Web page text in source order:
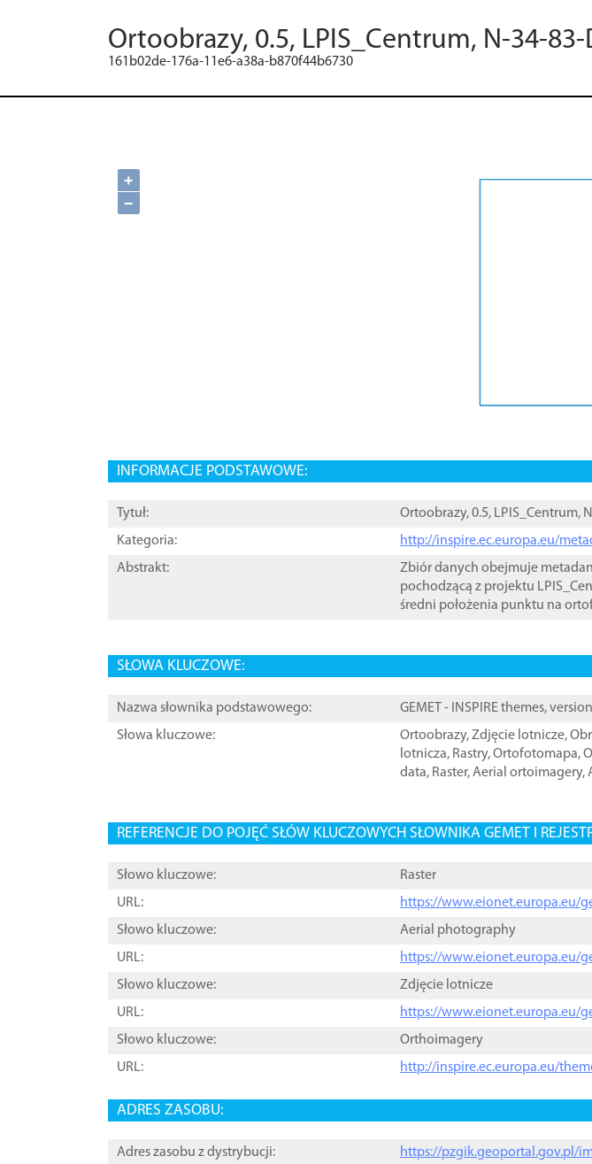
Ortoobrazy, 0.5, LPIS_Centrum, N-34-83-
161b02de-176a-11e6-a38a-b870f44b6730
+
−
INFORMACJE PODSTAWOWE:
Tytuł:
Ortoobrazy, 0.5, LPIS_Centrum,
Kategoria:
http://inspire.ec.europa.eu/
Abstrakt:
Zbiór danych obejmuje
pochodzącą z projektu
średni położenia punktu na
SŁOWA KLUCZOWE:
Nazwa słownika podstawowego:
GEMET - INSPIRE themes,
Słowa kluczowe:
Ortoobrazy,Zdjęcie lotnicze,
lotnicza, Rastry,Ortofotomapa,
data, Raster,Aerial ortoimagery,
REFERENCJE DO POJĘĆ SŁÓW KLUCZOWYCH SŁOWNIKA GEMET I
Słowo kluczowe:
Raster
URL:
https://www.eionet.europa.eu/
Słowo kluczowe:
Aerial photography
URL:
https://www.eionet.europa.eu/
Słowo kluczowe:
Zdjęcie lotnicze
URL:
https://www.eionet.europa.eu/
Słowo kluczowe:
Orthoimagery
URL:
http://inspire.ec.europa.eu/
ADRES ZASOBU:
Adres zasobu z dystrybucji: https://pzgik.geoportal.gov.pl/